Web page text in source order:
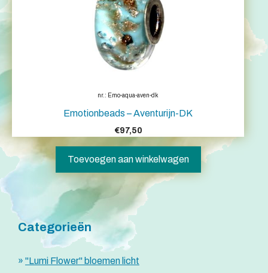
nr.: Emo-aqua-aven-dk
Emotionbeads – Aventurijn-DK
€97,50
Toevoegen aan winkelwagen
Categorieën
"Lumi Flower" bloemen licht